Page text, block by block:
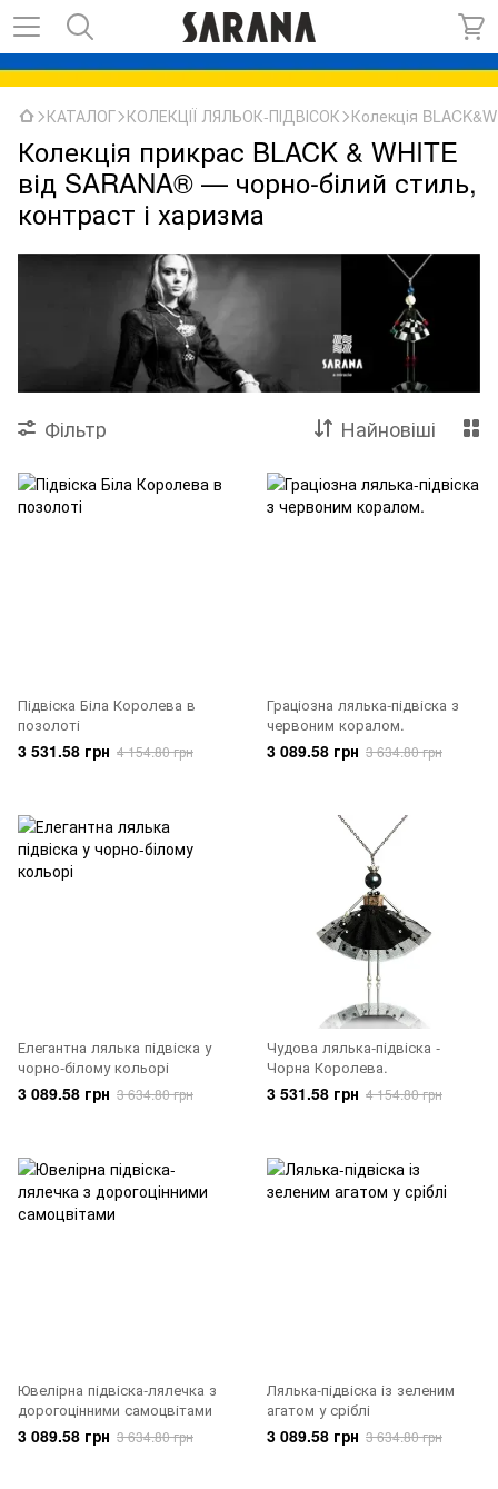
КАТАЛОГ КОЛЕКЦІЇ ЛЯЛЬОК-ПІДВІСОК Колекція
Колекція прикрас BLACK & WHITE
від SARANA® — чорно-білий стиль,
контраст і харизма
Фільтр Найновіші
Підвіска Біла Королева в
позолоті
3 531.58 грн 4 154.80 грн
Граціозна лялька-підвіска з
червоним коралом.
3 089.58 грн 3 634.80 грн
Елегантна лялька підвіска у
чорно-білому кольорі
3 089.58 грн 3 634.80 грн
Чудова лялька-підвіска -
Чорна Королева.
3 531.58 грн 4 154.80 грн
Ювелірна підвіска-лялечка з
дорогоцінними самоцвітами
3 089.58 грн 3 634.80 грн
Лялька-підвіска із зеленим
агатом у сріблі
3 089.58 грн 3 634.80 грн